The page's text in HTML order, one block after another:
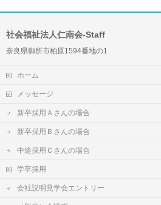
社会福祉法人仁南会-Staff
奈良県御所市柏原1594番地の1
ホーム
メッセージ
新卒採用Ａさんの場合
新卒採用Ｂさんの場合
中途採用Ｃさんの場合
学卒採用
会社説明見学会エントリー